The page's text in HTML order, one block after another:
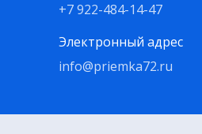
Электронный адрес
info@priemka72.ru
+7 922-484-14-47